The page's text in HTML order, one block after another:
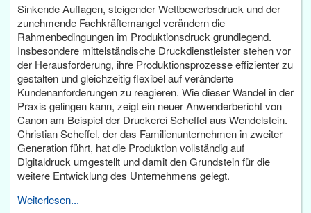
Sinkende Auflagen, steigender Wettbewerbsdruck und der
zunehmende Fachkräftemangel verändern die
Rahmenbedingungen im Produktionsdruck grundlegend.
Insbesondere mittelständische Druckdienstleister stehen vor
der Herausforderung, ihre Produktionsprozesse effizienter zu
gestalten und gleichzeitig flexibel auf veränderte
Kundenanforderungen zu reagieren. Wie dieser Wandel in der
Praxis gelingen kann, zeigt ein neuer Anwenderbericht von
Canon am Beispiel der Druckerei Scheffel aus Wendelstein.
Christian Scheffel, der das Familienunternehmen in zweiter
Generation führt, hat die Produktion vollständig auf
Digitaldruck umgestellt und damit den Grundstein für die
weitere Entwicklung des Unternehmens gelegt.
Weiterlesen...